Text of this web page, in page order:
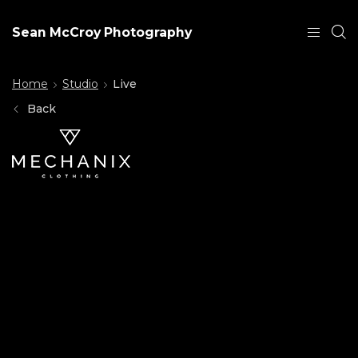
Sean McCroy Photography
Home Studio
Live
Back